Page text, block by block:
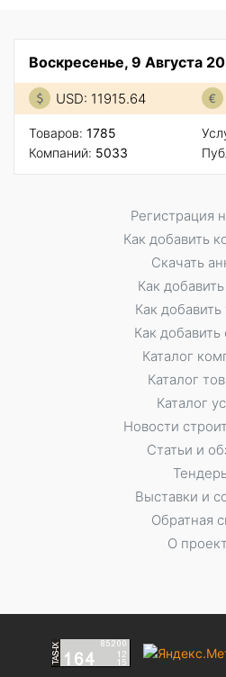
Воскресенье, 9 Августа
USD: 11915.64
Товаров: 1785
Компаний: 5033
Регистрация
Как добавить
Скачать
Как
Как добавить
Как добавить
Каталог
Каталог
Каталог
Новости
Статьи и
Выставки и
Обратная
О